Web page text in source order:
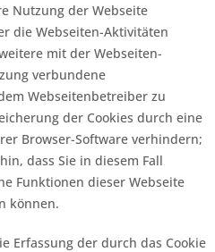
Nutzung der Webseite
die Webseiten-Aktivitäten
mit der Webseiten-
verbundene
Webseitenbetreiber zu
der Cookies durch eine
Browser-Software verhindern;
dass Sie in diesem Fall
Funktionen dieser Webseite
können.
Erfassung der durch das Cookie